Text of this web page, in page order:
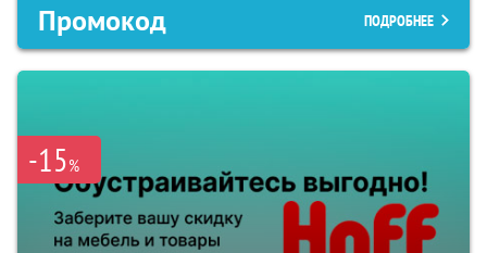
Промокод ПОДРОБНЕЕ
-15%